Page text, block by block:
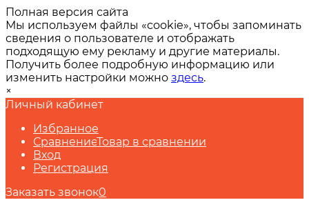
Полная версия сайта
Мы используем файлы «cookie», чтобы запоминать
сведения о пользователе и отображать
подходящую ему рекламу и другие материалы.
Получить более подробную информацию или
изменить настройки можно здесь.
×
Личный кабинет
Избранное
СравнениеТовар в сравнении
Вход
Регистрация
Заказать звонок0